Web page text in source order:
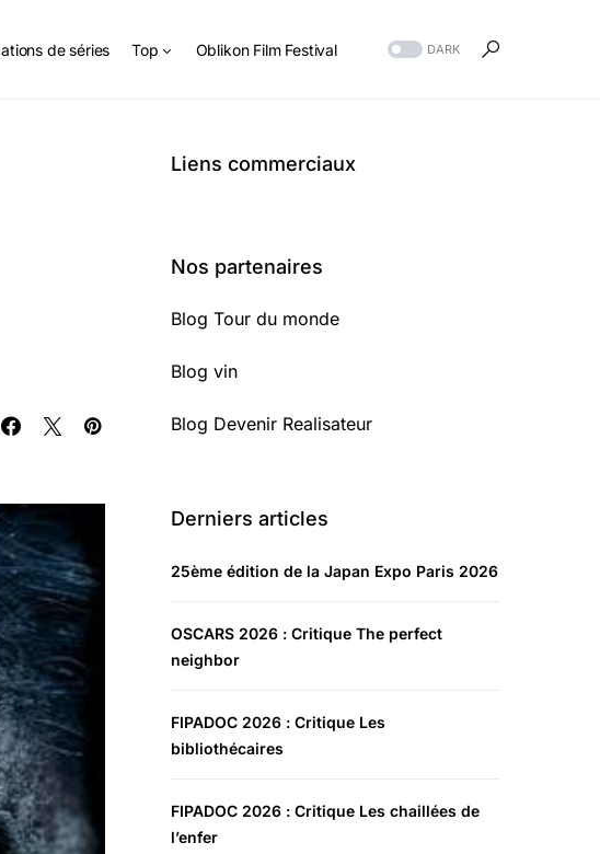
de séries Top Oblikon Film Festival DARK
Liens commerciaux
Nos partenaires
Blog Tour du monde
Blog vin
Blog Devenir Realisateur
Derniers articles
25ème édition de la Japan Expo Paris 2026
OSCARS 2026 : Critique The perfect
neighbor
FIPADOC 2026 : Critique Les
bibliothécaires
FIPADOC 2026 : Critique Les chaillées de
l’enfer